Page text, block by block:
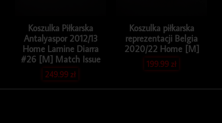
Koszulka Piłkarska
Antalyaspor 2012/13
Home Lamine Diarra
#26 [M] Match Issue
249.99zł
Koszulka piłkarska
reprezentacji Belgia
2020/22 Home [M]
199.99zł